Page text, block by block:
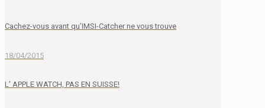
Cachez-vous avant qu’IMSI-Catcher ne vous trouve
18/04/2015
L’ APPLE WATCH, PAS EN SUISSE!